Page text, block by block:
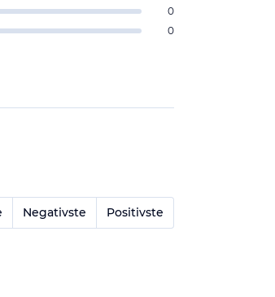
0
0
Negativste Positivste